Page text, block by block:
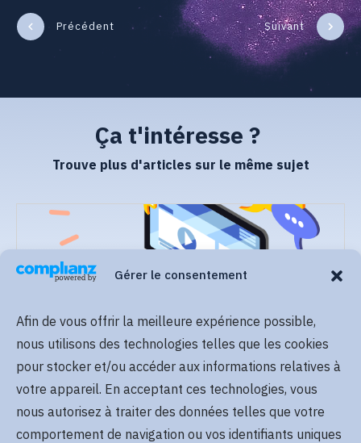
Gérer le consentement
Afin de vous offrir la meilleure expérience possible,
nous utilisons des technologies telles que les cookies
pour stocker et/ou accéder aux informations relatives à
votre appareil. En acceptant ces technologies, vous
nous autorisez à traiter des données telles que votre
comportement de navigation ou vos identifiants uniques
Précédent Suivant
Ça t'intéresse ?
Trouve plus d'articles sur le même sujet
Lire plus